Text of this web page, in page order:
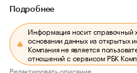
Подробнее
Информация носит справочный
основании данных из открытых
Компания не является
отношений с сервисом РБК
Редактировать описание